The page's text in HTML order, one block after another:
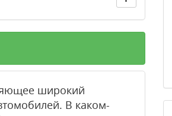
широкий
В каком-